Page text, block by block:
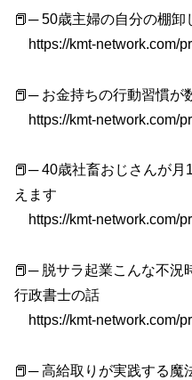
📕─ 50歳主婦の自分の棚卸
https://kmt-network.com/
📕─ お金持ちの行動習慣が
https://kmt-network.com/
📕─ 40歳社畜おじさんが月
えます
https://kmt-network.com/
📕─ 脱サラ起業こんな不況
行政書士の話
https://kmt-network.com/
📕─ 高給取りが実践する魔